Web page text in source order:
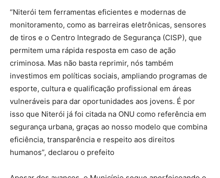
“Niterói tem ferramentas eficientes e modernas de
monitoramento, como as barreiras eletrônicas, sensores
de tiros e o Centro Integrado de Segurança (CISP), que
permitem uma rápida resposta em caso de ação
criminosa. Mas não basta reprimir, nós também
investimos em políticas sociais, ampliando programas de
esporte, cultura e qualificação profissional em áreas
vulneráveis para dar oportunidades aos jovens. É por
isso que Niterói já foi citada na ONU como referência em
segurança urbana, graças ao nosso modelo que combina
eficiência, transparência e respeito aos direitos
humanos”, declarou o prefeito